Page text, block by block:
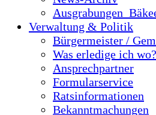
Verwaltung & Politik
Bürgermeister /
Was erledige ich wo?
Ansprechpartner
Formularservice
Ratsinformationen
Bekanntmachungen